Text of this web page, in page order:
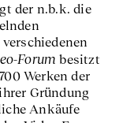
der n.b.k. die
Forum besitzt
Werken der
Gründung
Ankäufe